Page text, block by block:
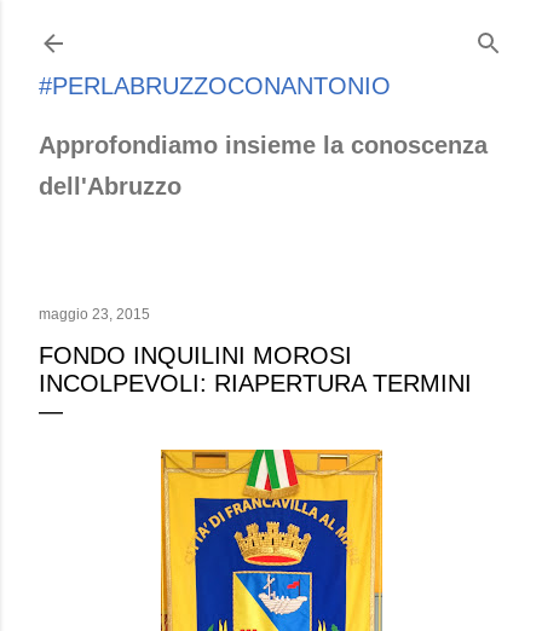
#PERLABRUZZOCONANTONIO
Approfondiamo insieme la conoscenza
dell'Abruzzo
maggio 23, 2015
FONDO INQUILINI MOROSI
INCOLPEVOLI: RIAPERTURA TERMINI